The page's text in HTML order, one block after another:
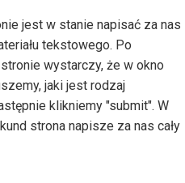
jest w stanie napisać za nas
tekstowego. Po
wystarczy, że w okno
jaki jest rodzaj
klikniemy "submit". W
strona napisze za nas cały